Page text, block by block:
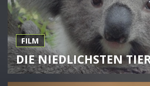
FILM
DIE NIEDLICHSTEN